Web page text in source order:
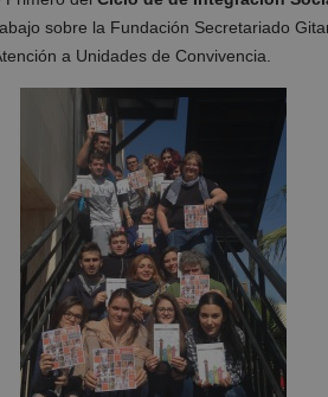
sobre la Fundación Secretariado
a Unidades de Convivencia.